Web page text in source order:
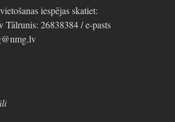
iespējas skatiet:
26838384 / e-pasts